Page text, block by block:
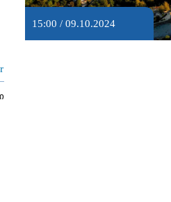
15:00 / 09.10.2024